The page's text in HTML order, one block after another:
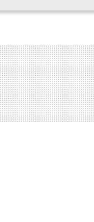
特別会員
出展・参
What's "LINK-
会報誌 (News
日本橋コラム
覧
ニュース
イベント
What’s LINK-J
事業内容
GTB日本橋エ
入会申し込み
施設ご予約